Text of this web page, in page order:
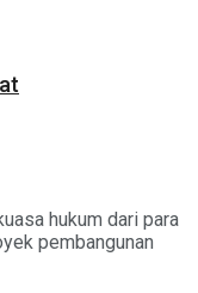
hukum dari para
pembangunan